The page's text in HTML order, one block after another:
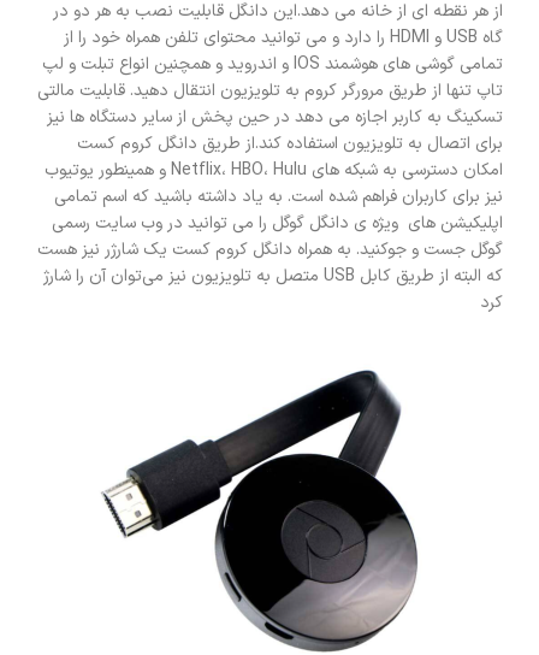
از هر نقطه ای از خانه می دهد.این دانگل قابلیت نصب به هر دو در
گاه USB و HDMI را دارد و می توانید محتوای تلفن همراه خود را از
تمامی گوشی های هوشمند IOS و اندروید و همچنین انواع تبلت و لپ
تاپ تنها از طریق مرورگر کروم به تلویزیون انتقال دهید. قابلیت مالتی
تسکینگ به کاربر اجازه می دهد در حین پخش از سایر دستگاه ها نیز
برای اتصال به تلویزیون استفاده کند.از طریق دانگل کروم کست
امکان دسترسی به شبکه های Netflix، HBO، Hulu و همینطور یوتیوب
نیز برای کاربران فراهم شده است. به یاد داشته باشید که اسم تمامی
اپلیکیشن های ویژه ی دانگل گوگل را می توانید در وب سایت رسمی
گوگل جست و جوکنید. به همراه دانگل کروم کست یک شارژر نیز هست
که البته از طریق کابل USB متصل به تلویزیون نیز می‌توان آن را شارژ
کرد